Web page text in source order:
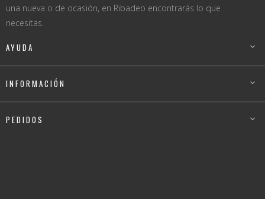
una nueva o de ocasión, en Ribadeo encontrarás lo que
necesitas.
AYUDA 
INFORMACIÓN 
PEDIDOS 